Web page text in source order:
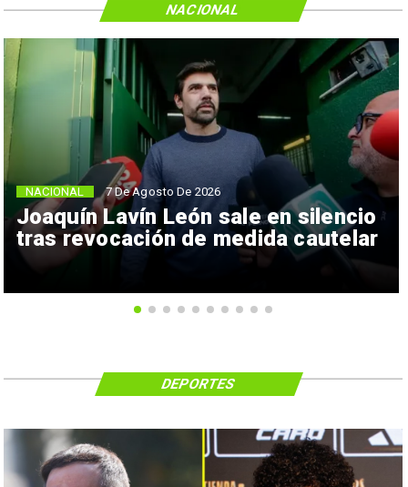
Joaquín Lavín León sale en silencio
tras revocación de medida cautelar
NACIONAL 7 De Agosto De 2026
NACIONAL
DEPORTES